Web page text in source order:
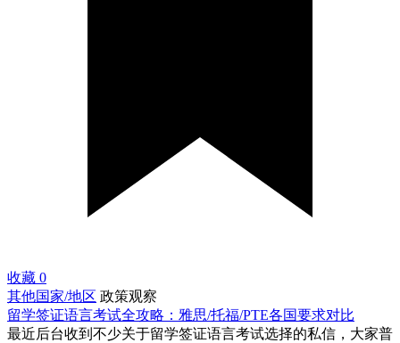
收藏 0
其他国家/地区 政策观察
留学签证语言考试全攻略：雅思/托福/PTE各国要求对比
最近后台收到不少关于留学签证语言考试选择的私信，大家普